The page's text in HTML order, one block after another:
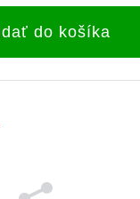
do košíka